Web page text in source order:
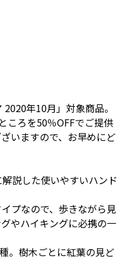
2020年10月」対象商品。
ころを50％OFFでご提供
いますので、お早めにど
説した使いやすいハンド
プなので、歩きながら見
やハイキングに必携の一
。樹木ごとに紅葉の見ど